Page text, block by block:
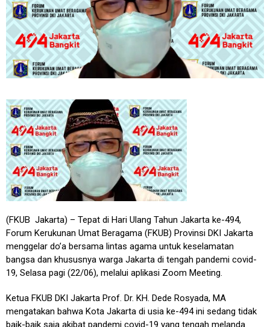
(FKUB Jakarta) – Tepat di Hari Ulang Tahun Jakarta ke-494,
Forum Kerukunan Umat Beragama (FKUB) Provinsi DKI Jakarta
menggelar do’a bersama lintas agama untuk keselamatan
bangsa dan khususnya warga Jakarta di tengah pandemi covid-
19, Selasa pagi (22/06), melalui aplikasi Zoom Meeting.
Ketua FKUB DKI Jakarta Prof. Dr. KH. Dede Rosyada, MA
mengatakan bahwa Kota Jakarta di usia ke-494 ini sedang tidak
baik-baik saja akibat pandemi covid-19 yang tengah melanda